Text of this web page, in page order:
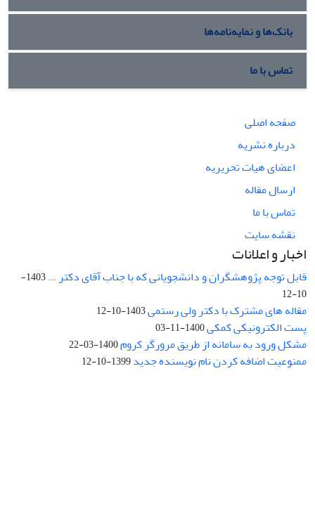
بانک‌ها و نمایه‌نامه‌ها
تماس با ما
صفحه اصلی
درباره نشریه
اعضای هیات تحریریه
ارسال مقاله
تماس با ما
نقشه سایت
اخبار و اعلانات
قابل توجه پژوهشگران و دانشجویانی که با جناب آقای دکتر ...
1403-
10-12
مقاله های مشترک با دکتر ولی رستمی1403-10-12
پست الکترونیکی کمکی1400-11-03
مشکل ورود به سامانه از طریق مرورگر کروم1400-03-22
ممنوعیت اضافه کردن نام نویسنده جدید1399-10-12